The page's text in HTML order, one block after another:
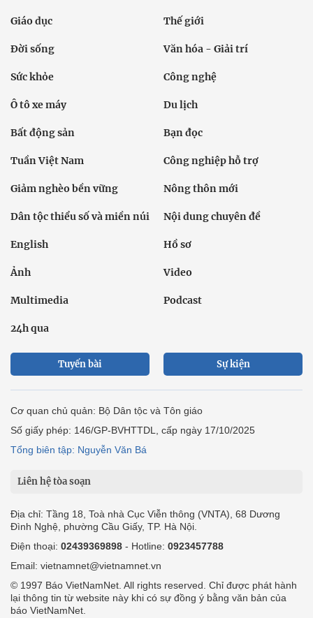
Giáo dục Thế giới
Đời sống Văn hóa - Giải trí
Sức khỏe Công nghệ
Ô tô xe máy Du lịch
Bất động sản Bạn đọc
Tuần Việt Nam Công nghiệp hỗ trợ
Giảm nghèo bền vững Nông thôn mới
Dân tộc thiểu số và miền núi Nội dung chuyên đề
English Hồ sơ
Ảnh Video
Multimedia Podcast
24h qua
Tuyến bài Sự kiện
Cơ quan chủ quản: Bộ Dân tộc và Tôn giáo
Số giấy phép: 146/GP-BVHTTDL, cấp ngày 17/10/2025
Tổng biên tập: Nguyễn Văn Bá
Liên hệ tòa soạn
Địa chỉ: Tầng 18, Toà nhà Cục Viễn thông (VNTA), 68 Dương
Đình Nghệ, phường Cầu Giấy, TP. Hà Nội.
Điện thoại: 02439369898 - Hotline: 0923457788
Email: vietnamnet@vietnamnet.vn
© 1997 Báo VietNamNet. All rights reserved. Chỉ được phát hành
lại thông tin từ website này khi có sự đồng ý bằng văn bản của
báo VietNamNet.